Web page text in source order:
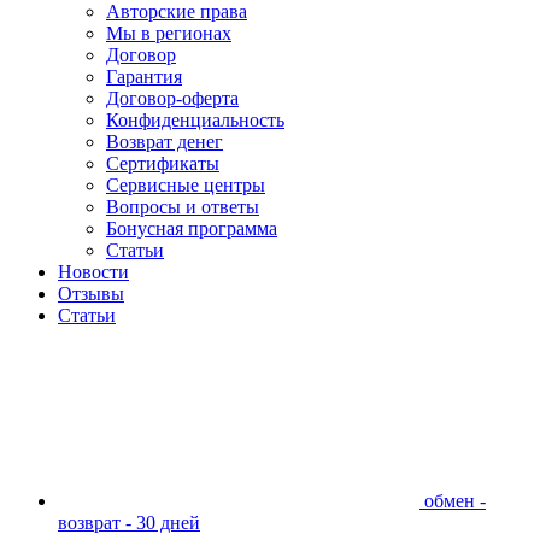
Авторские права
Мы в регионах
Договор
Гарантия
Договор-оферта
Конфиденциальность
Возврат денег
Сертификаты
Сервисные центры
Вопросы и ответы
Бонусная программа
Статьи
Новости
Отзывы
Статьи
обмен -
возврат - 30 дней